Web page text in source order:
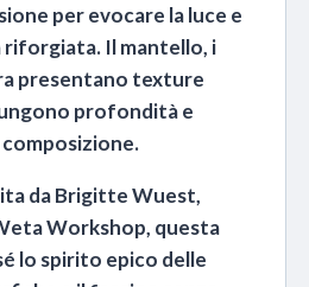
per evocare la luce e
riforgiata. Il mantello, i
presentano texture
profondità e
da Brigitte Wuest,
Workshop, questa
lo spirito epico delle